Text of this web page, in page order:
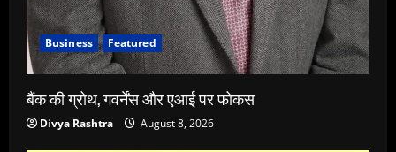
Business Featured
बैंक की ग्रोथ, गवर्नेंस और एआई पर फोकस
Divya Rashtra August 8, 2026